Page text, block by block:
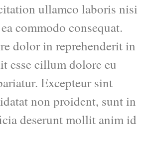
ullamco laboris nisi
commodo consequat.
dolor in reprehenderit in
esse cillum dolore eu
Excepteur sint
non proident, sunt in
deserunt mollit anim id